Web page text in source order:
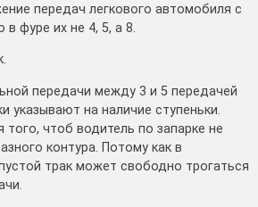
передач легкового автомобиля с
в фуре их не 4, 5, а 8.
передачи между 3 и 5 передачей
указывают на наличие ступеньки.
того, чтоб водитель по запарке не
контура. Потому как в
трак может свободно трогаться